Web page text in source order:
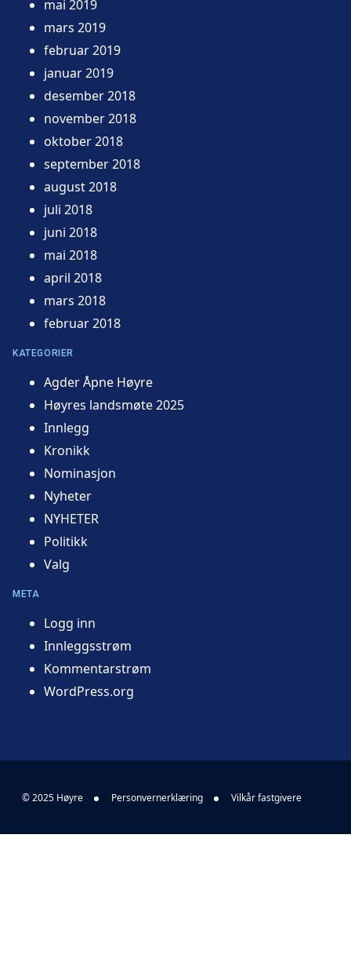
mai 2019
mars 2019
februar 2019
januar 2019
desember 2018
november 2018
oktober 2018
september 2018
august 2018
juli 2018
juni 2018
mai 2018
april 2018
mars 2018
februar 2018
KATEGORIER
Agder Åpne Høyre
Høyres landsmøte 2025
Innlegg
Kronikk
Nominasjon
Nyheter
NYHETER
Politikk
Valg
META
Logg inn
Innleggsstrøm
Kommentarstrøm
WordPress.org
© 2025 Høyre Personvernerklæring Vilkår fastgivere